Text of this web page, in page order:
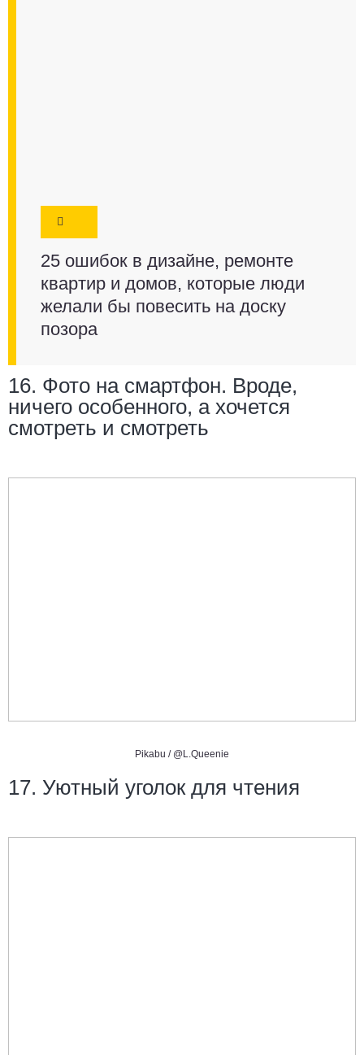
25 ошибок в дизайне, ремонте
квартир и домов, которые люди
желали бы повесить на доску
позора
16. Фото на смартфон. Вроде,
ничего особенного, а хочется
смотреть и смотреть
Pikabu / @L.Queenie
17. Уютный уголок для чтения